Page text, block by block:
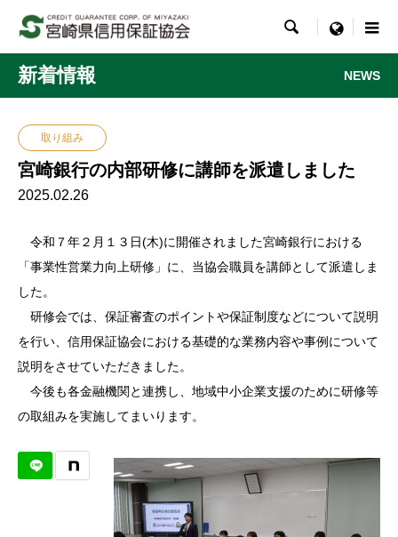
 menu
新着情報 NEWS
取り組み
宮崎銀行の内部研修に講師を派遣しました
2025.02.26
令和７年２月１３日(木)に開催されました宮崎銀行における
「事業性営業力向上研修」に、当協会職員を講師として派遣しま
した。
研修会では、保証審査のポイントや保証制度などについて説明
を行い、信用保証協会における基礎的な業務内容や事例について
説明をさせていただきました。
今後も各金融機関と連携し、地域中小企業支援のために研修等
の取組みを実施してまいります。